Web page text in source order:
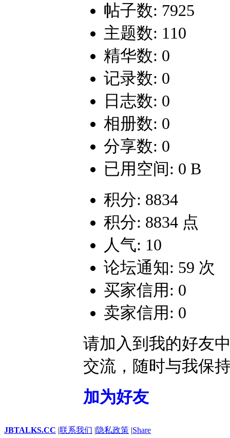
帖子数: 7925
主题数: 110
精华数: 0
记录数: 0
日志数: 0
相册数: 0
分享数: 0
已用空间: 0 B
积分: 8834
积分: 8834 点
人气: 10
论坛通知: 59 次
买家信用: 0
卖家信用: 0
请加入到我的好友
交流，随时与我保
加为好友
JBTALKS.CC |联系我们 |隐私政策 |Share